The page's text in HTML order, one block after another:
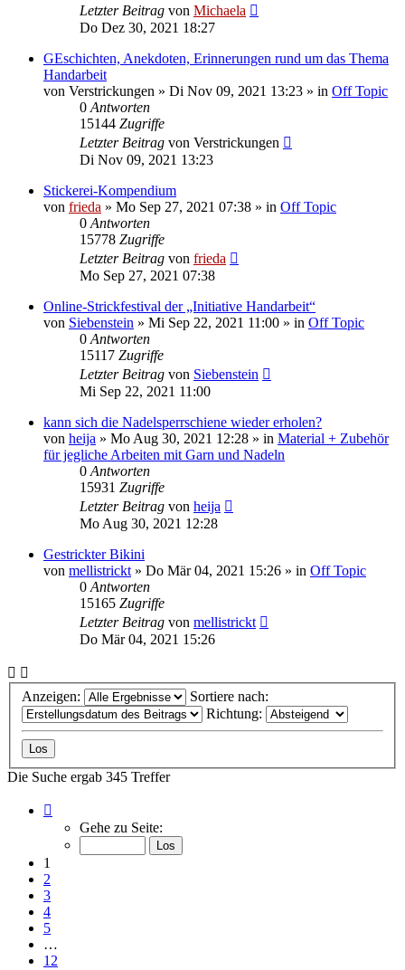
Letzter Beitrag von Michaela
Do Dez 30, 2021 18:27
GEschichten, Anekdoten, Erinnerungen rund um das Thema
Handarbeit
von Verstrickungen » Di Nov 09, 2021 13:23 » in Off Topic
0 Antworten
15144 Zugriffe
Letzter Beitrag von Verstrickungen
Di Nov 09, 2021 13:23
Stickerei-Kompendium
von frieda » Mo Sep 27, 2021 07:38 » in Off Topic
0 Antworten
15778 Zugriffe
Letzter Beitrag von frieda
Mo Sep 27, 2021 07:38
Online-Strickfestival der „Initiative Handarbeit“
von Siebenstein » Mi Sep 22, 2021 11:00 » in Off Topic
0 Antworten
15117 Zugriffe
Letzter Beitrag von Siebenstein
Mi Sep 22, 2021 11:00
kann sich die Nadelsperrschiene wieder erholen?
von heija » Mo Aug 30, 2021 12:28 » in Material + Zubehör
für jegliche Arbeiten mit Garn und Nadeln
0 Antworten
15931 Zugriffe
Letzter Beitrag von heija
Mo Aug 30, 2021 12:28
Gestrickter Bikini
von mellistrickt » Do Mär 04, 2021 15:26 » in Off Topic
0 Antworten
15165 Zugriffe
Letzter Beitrag von mellistrickt
Do Mär 04, 2021 15:26
Anzeigen:
Sortiere nach:
Richtung:
Die Suche ergab 345 Treffer
von
Gehe zu Seite:
1
2
3
4
5
…
12